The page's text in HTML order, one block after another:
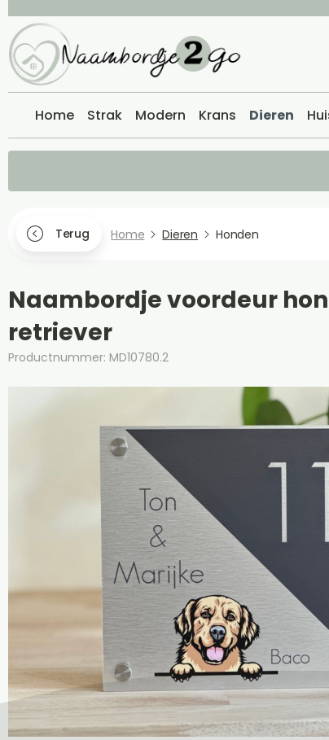
Home Strak Modern Krans Dieren
Terug Home Dieren Honden
Naambordje voordeur
retriever
Productnummer: MD10780.2